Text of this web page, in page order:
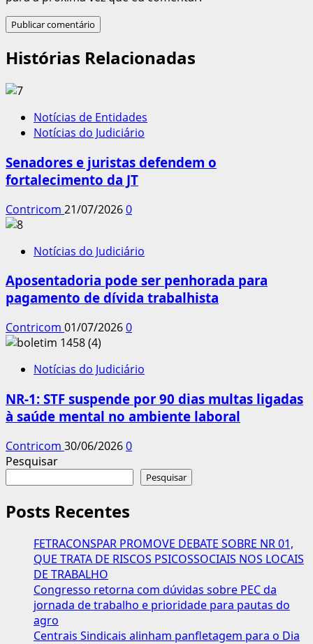
Histórias Relacionadas
Notícias de Entidades
Notícias do Judiciário
Senadores e juristas defendem o
fortalecimento da JT
Contricom 21/07/20260
Notícias do Judiciário
Aposentadoria pode ser penhorada para
pagamento de dívida trabalhista
Contricom 01/07/20260
Notícias do Judiciário
NR-1: STF suspende por 90 dias multas ligadas
à saúde mental no ambiente laboral
Contricom 30/06/20260
Pesquisar
Pesquisar
Posts Recentes
FETRACONSPAR PROMOVE DEBATE SOBRE NR 01,
QUE TRATA DE RISCOS PSICOSSOCIAIS NOS LOCAIS
DE TRABALHO
Congresso retorna com dúvidas sobre PEC da
jornada de trabalho e prioridade para pautas do
agro
Centrais Sindicais alinham panfletagem para o Dia